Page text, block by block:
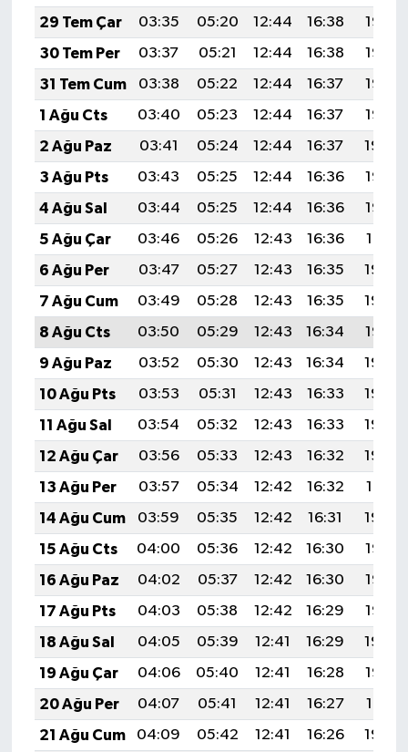
29 Tem Çar
03:35 05:20 12:44 16:38
19:58
30 Tem Per
03:37 05:21 12:44 16:38
19:57
31 Tem Cum
03:38 05:22 12:44 16:37
19:56
1 Ağu Cts
03:40 05:23 12:44 16:37
19:55
2 Ağu Paz
03:41 05:24 12:44 16:37
19:54
3 Ağu Pts
03:43 05:25 12:44 16:36
19:53
4 Ağu Sal
03:44 05:25 12:44 16:36
19:52
5 Ağu Çar
03:46 05:26 12:43 16:36
19:51
6 Ağu Per
03:47 05:27 12:43 16:35
19:49
7 Ağu Cum
03:49 05:28 12:43 16:35
19:48
8 Ağu Cts
03:50 05:29 12:43 16:34
19:47
9 Ağu Paz
03:52 05:30 12:43 16:34
19:46
10 Ağu Pts
03:53 05:31 12:43 16:33
19:45
11 Ağu Sal
03:54 05:32 12:43 16:33
19:43
12 Ağu Çar
03:56 05:33 12:43 16:32
19:42
13 Ağu Per
03:57 05:34 12:42 16:32
19:41
14 Ağu Cum
03:59 05:35 12:42 16:31
19:39
15 Ağu Cts
04:00 05:36 12:42 16:30
19:38
16 Ağu Paz
04:02 05:37 12:42 16:30
19:37
17 Ağu Pts
04:03 05:38 12:42 16:29
19:35
18 Ağu Sal
04:05 05:39 12:41 16:29
19:34
19 Ağu Çar
04:06 05:40 12:41 16:28
19:32
20 Ağu Per
04:07 05:41 12:41 16:27
19:31
21 Ağu Cum
04:09 05:42 12:41 16:26
19:30